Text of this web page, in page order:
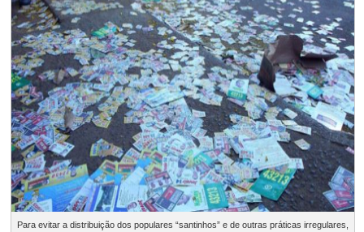
Para evitar a distribuição dos populares “santinhos” e de outras práticas irregulares,